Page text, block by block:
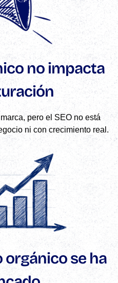
no impacta
pero el SEO no está
ni con crecimiento real.
se ha